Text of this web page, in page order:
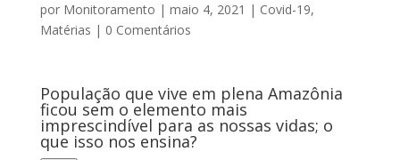
por Monitoramento | maio 4, 2021 | Covid-19,
Matérias | 0 Comentários
População que vive em plena Amazônia
ficou sem o elemento mais
imprescindível para as nossas vidas; o
que isso nos ensina?